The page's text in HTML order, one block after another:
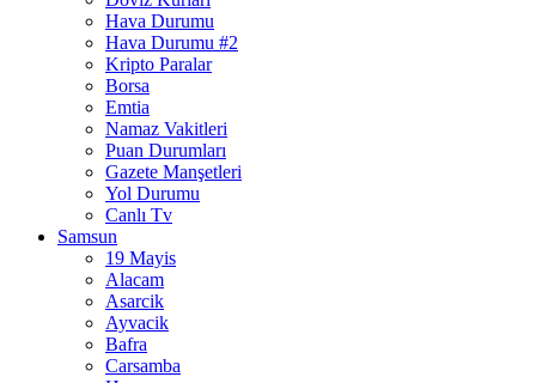
Hava Durumu
Hava Durumu #2
Kripto Paralar
Borsa
Emtia
Namaz Vakitleri
Puan Durumları
Gazete Manşetleri
Yol Durumu
Canlı Tv
Samsun
19 Mayis
Alacam
Asarcik
Ayvacik
Bafra
Carsamba